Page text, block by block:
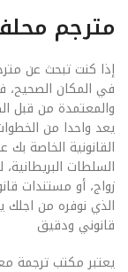
مترجم
إذا كنت تبحث عن
في المكان الصحيح،
والمعتمدة من قبل
يعد واحدا من
القانونية الخاصة
السلطات
زواج، أو مستندات
الذي نوفره من
قانوني ودقيق
يعتبر مكتب ترجمة